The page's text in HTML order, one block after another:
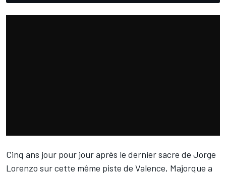
Cinq ans jour pour jour après le dernier sacre de Jorge
Lorenzo sur cette même piste de Valence, Majorque a